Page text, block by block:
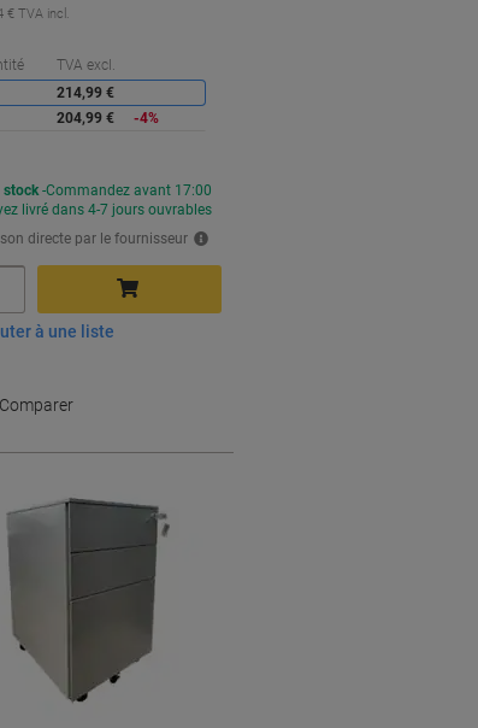
€ TVA incl.
TVA excl.
214,99 €
204,99 € -4%
stock Commandez avant 17:00
livré dans 4-7 jours ouvrables
directe par le fournisseur
Ajouter au panier
à une liste
Comparer